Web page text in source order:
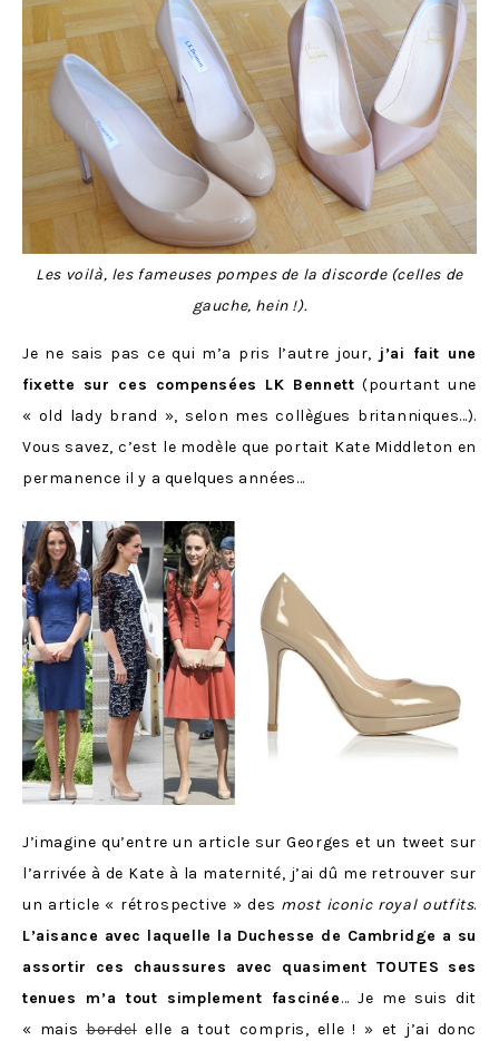
Les voilà, les fameuses pompes de la discorde (celles de
gauche, hein !).
Je ne sais pas ce qui m’a pris l’autre jour, j’ai fait une
fixette sur ces compensées LK Bennett (pourtant une
« old lady brand », selon mes collègues britanniques…).
Vous savez, c’est le modèle que portait Kate Middleton en
permanence il y a quelques années…
J’imagine qu’entre un article sur Georges et un tweet sur
l’arrivée à de Kate à la maternité, j’ai dû me retrouver sur
un article « rétrospective » des most iconic royal outfits.
L’aisance avec laquelle la Duchesse de Cambridge a su
assortir ces chaussures avec quasiment TOUTES ses
tenues m’a tout simplement fascinée… Je me suis dit
« maisbordelelle a tout compris, elle ! » et j’ai donc